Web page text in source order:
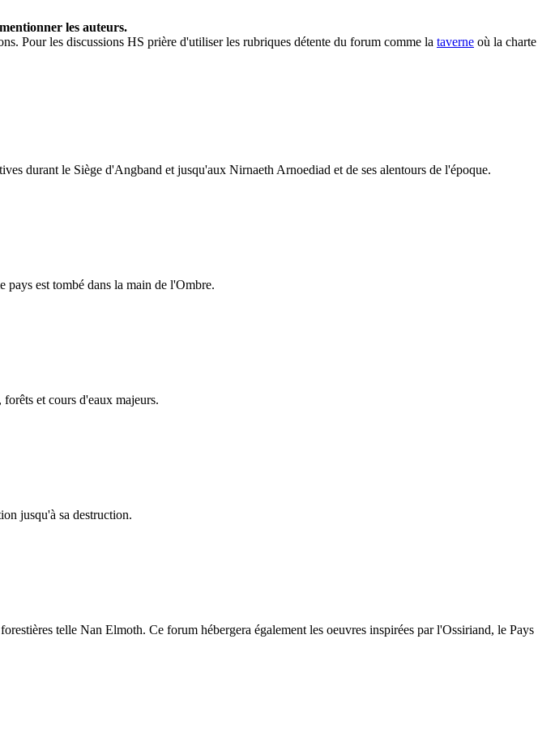
les auteurs.
Pour les discussions HS prière d'utiliser les rubriques détente du forum comme la taverne où la charte
durant le Siège d'Angband et jusqu'aux Nirnaeth Arnoediad et de ses alentours de l'époque.
est tombé dans la main de l'Ombre.
et cours d'eaux majeurs.
jusqu'à sa destruction.
telle Nan Elmoth. Ce forum hébergera également les oeuvres inspirées par l'Ossiriand, le Pays